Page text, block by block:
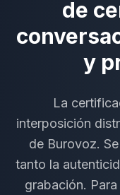
de
y
La
interposición
de Burovoz.
tanto la
grabación.